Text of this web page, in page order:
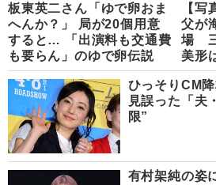
板東英二さん「ゆで卵おま
へんか？」 局が20個用意
すると… 「出演料も交通費
も要らん」のゆで卵伝説
【写
父が
場
美形
ひっそりCM
見誤った「夫
限”
有村架純の姿